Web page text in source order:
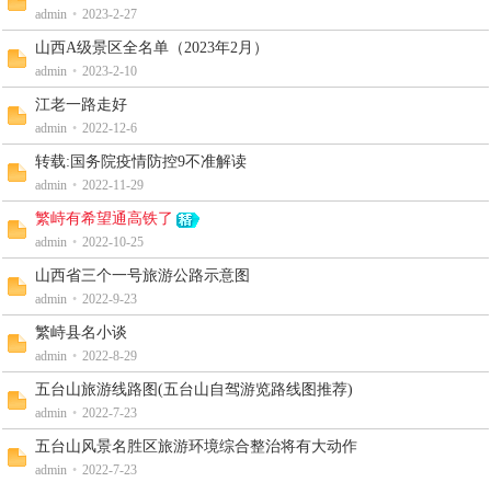
admin • 2023-2-27
山西A级景区全名单（2023年2月）
admin • 2023-2-10
江老一路走好
admin • 2022-12-6
转载:国务院疫情防控9不准解读
admin • 2022-11-29
繁峙有希望通高铁了
admin • 2022-10-25
山西省三个一号旅游公路示意图
admin • 2022-9-23
繁峙县名小谈
admin • 2022-8-29
五台山旅游线路图(五台山自驾游览路线图推荐)
admin • 2022-7-23
五台山风景名胜区旅游环境综合整治将有大动作
admin • 2022-7-23